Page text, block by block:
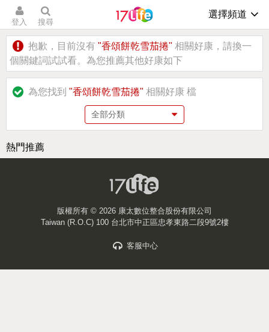
登入 搜尋
選擇頻道
抱歉，目前沒有 "香頌餅乾雪茄捲"相關好康，請換一
個關鍵詞試試看。為您推薦其他好康如下
為您找到 "香頌餅乾雪茄捲"相關好康檔
熱門推薦
版權所有 © 2026 康太數位整合股份有限公司
Taiwan (R.O.C) 100 台北市中正區忠孝東路二段9號2樓
客服中心